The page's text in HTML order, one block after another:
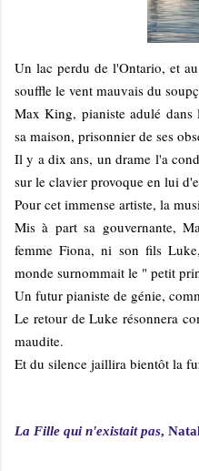
Un lac perdu de l'Ontario, et
souffle le vent mauvais du
Max King, pianiste adulé
sa maison, prisonnier de ses
Il y a dix ans, un drame l'a
sur le clavier provoque en lui
Pour cet immense artiste, la
Mis à part sa gouvernante,
femme Fiona, ni son fils
monde surnommait le " petit
Un futur pianiste de génie,
Le retour de Luke résonnera
maudite.
Et du silence jaillira bientôt la
La Fille qui n'existait pas,